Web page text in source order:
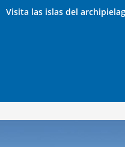
Visita las islas del